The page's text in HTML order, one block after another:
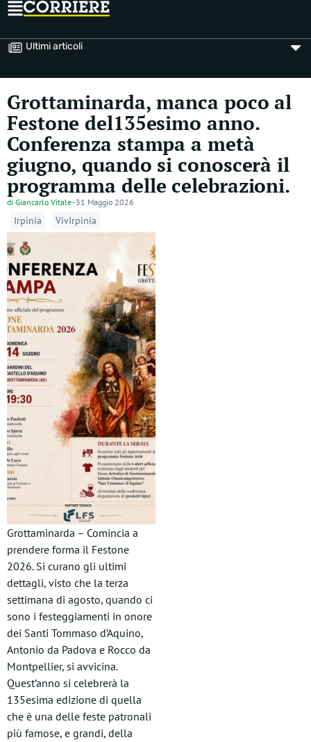
Ultimi articoli
Grottaminarda, manca poco al
Festone del135esimo anno.
Conferenza stampa a metà
giugno, quando si conoscerà il
programma delle celebrazioni.
di Giancarlo Vitale- 31 Maggio 2026
Irpinia VivIrpinia
Grottaminarda – Comincia a
prendere forma il Festone
2026. Si curano gli ultimi
dettagli, visto che la terza
settimana di agosto, quando ci
sono i festeggiamenti in onore
dei Santi Tommaso d’Aquino,
Antonio da Padova e Rocco da
Montpellier, si avvicina.
Quest’anno si celebrerà la
135esima edizione di quella
che è una delle feste patronali
più famose, e grandi, della